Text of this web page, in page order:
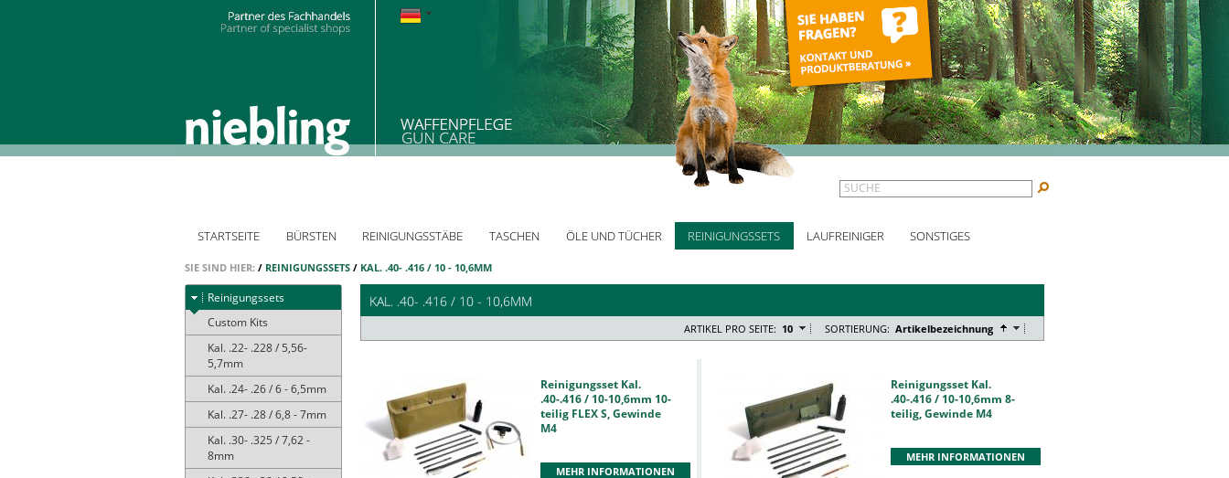
STARTSEITE BÜRSTEN REINIGUNGSSTÄBE TASCHEN ÖLE UND TÜCHER REINIGUNGSSETS LAUFREINIGER SONSTIGES
SUCHE
SIE SIND HIER: / REINIGUNGSSETS / KAL. .40- .416 / 10 - 10,6MM
Reinigungssets
Custom Kits
Kal. .22- .228 / 5,56-
5,7mm
Kal. .24- .26 / 6 - 6,5mm
Kal. .27- .28 / 6,8 - 7mm
Kal. .30- .325 / 7,62 -
8mm
KAL. .40- .416 / 10 - 10,6MM
SORTIERUNG: Artikelbezeichnung
ARTIKEL PRO SEITE: 10
Reinigungsset Kal.
.40-.416 / 10-10,6mm 10-
teilig FLEX S, Gewinde
M4
MEHR INFORMATIONEN
Reinigungsset Kal.
.40-.416 / 10-10,6mm 8-
teilig, Gewinde M4
MEHR INFORMATIONEN